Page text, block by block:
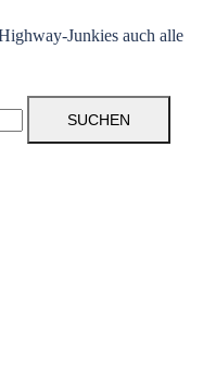
Junkies auch alle